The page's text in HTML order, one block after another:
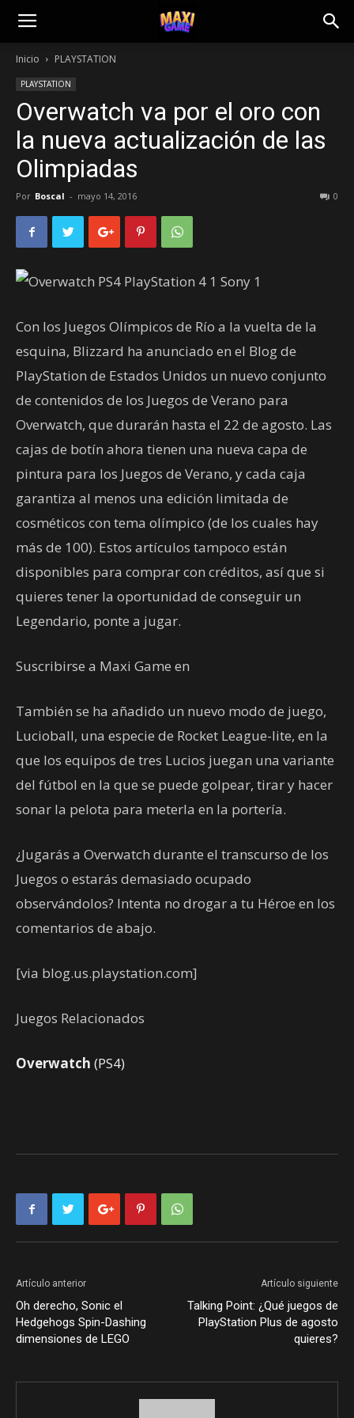
Inicio PLAYSTATION
PLAYSTATION
Overwatch va por el oro con
la nueva actualización de las
Olimpiadas
Por Boscal - mayo 14, 2016 0
Con los Juegos Olímpicos de Río a la vuelta de la
esquina, Blizzard ha anunciado en el Blog de
PlayStation de Estados Unidos un nuevo conjunto
de contenidos de los Juegos de Verano para
Overwatch, que durarán hasta el 22 de agosto. Las
cajas de botín ahora tienen una nueva capa de
pintura para los Juegos de Verano, y cada caja
garantiza al menos una edición limitada de
cosméticos con tema olímpico (de los cuales hay
más de 100). Estos artículos tampoco están
disponibles para comprar con créditos, así que si
quieres tener la oportunidad de conseguir un
Legendario, ponte a jugar.
Suscribirse a Maxi Game en
También se ha añadido un nuevo modo de juego,
Lucioball, una especie de Rocket League-lite, en la
que los equipos de tres Lucios juegan una variante
del fútbol en la que se puede golpear, tirar y hacer
sonar la pelota para meterla en la portería.
¿Jugarás a Overwatch durante el transcurso de los
Juegos o estarás demasiado ocupado
observándolos? Intenta no drogar a tu Héroe en los
comentarios de abajo.
[via blog.us.playstation.com]
Juegos Relacionados
Overwatch (PS4)
Artículo anterior
Oh derecho, Sonic el
Hedgehogs Spin-Dashing
dimensiones de LEGO
Artículo siguiente
Talking Point: ¿Qué juegos de
PlayStation Plus de agosto
quieres?